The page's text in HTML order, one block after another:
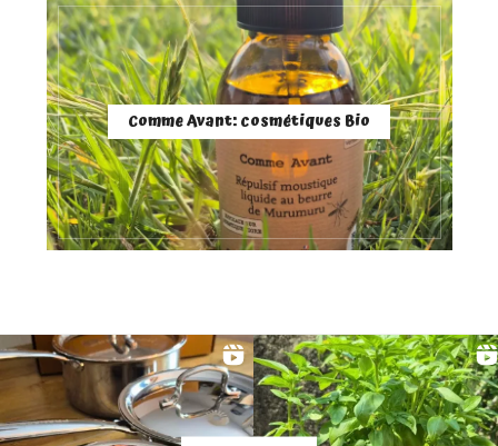
Comme Avant: cosmétiques Bio